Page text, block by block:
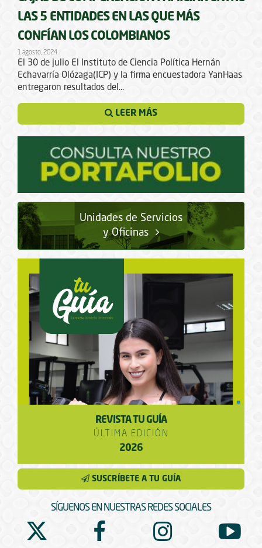
LAS 5 ENTIDADES EN LAS QUE MÁS
CONFÍAN LOS COLOMBIANOS
1 agosto, 2024
El 30 de julio El Instituto de Ciencia Política Hernán
Echavarría Olózaga(ICP) y la firma encuestadora YanHaas
entregaron resultados del...
LEER MÁS
Unidades de Servicios
y Oficinas
REVISTA TU GUÍA
ÚLTIMA EDICIÓN
2026
SUSCRÍBETE A TU GUÍA
SÍGUENOS EN NUESTRAS REDES SOCIALES